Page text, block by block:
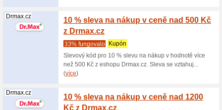
Hlavní strana >
Obchodní
slevové kupóny
Pasáž
www.itesco.cz/prodejny/rakovn%C3%ADk/